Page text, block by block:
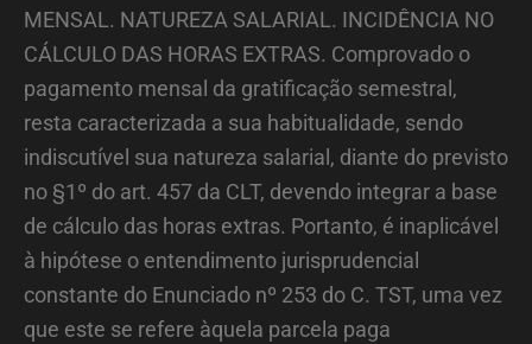
MENSAL. NATUREZA SALARIAL. INCIDÊNCIA NO
CÁLCULO DAS HORAS EXTRAS. Comprovado o
pagamento mensal da gratificação semestral,
resta caracterizada a sua habitualidade, sendo
indiscutível sua natureza salarial, diante do previsto
no §1º do art. 457 da CLT, devendo integrar a base
de cálculo das horas extras. Portanto, é inaplicável
à hipótese o entendimento jurisprudencial
constante do Enunciado nº 253 do C. TST, uma vez
que este se refere àquela parcela paga